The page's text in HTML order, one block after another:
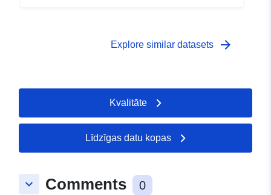
Explore similar datasets arrow_forward
Kvalitāte
Līdzīgas datu kopas
keyboard_arrow_down Comments 0